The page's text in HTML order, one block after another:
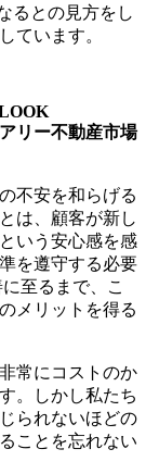
るとの見方をし
ています。
リー不動産市場
不安を和らげる
は、 顧客が新し
いう安心感を感
を遵守する必要
至るまで、
こ
メリットを得る
非常にコストのか
。
しかし私たち
られないほどの
こ とを忘れない